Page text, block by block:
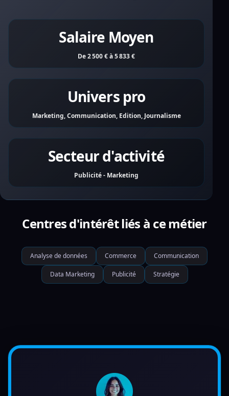
Salaire Moyen
De 2 500 € à 5 833 €
Univers pro
Marketing, Communication, Edition, Journalisme
Secteur d'activité
Publicité - Marketing
Centres d'intérêt liés à ce métier
Analyse de données Commerce Communication
Data Marketing Publicité Stratégie